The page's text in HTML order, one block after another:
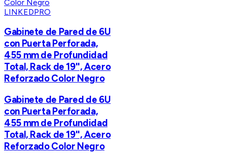
LINKEDPRO
Gabinete de Pared de 6U
con Puerta Perforada,
455 mm de Profundidad
Total, Rack de 19'', Acero
Reforzado Color Negro
Gabinete de Pared de 6U
con Puerta Perforada,
455 mm de Profundidad
Total, Rack de 19'', Acero
Reforzado Color Negro